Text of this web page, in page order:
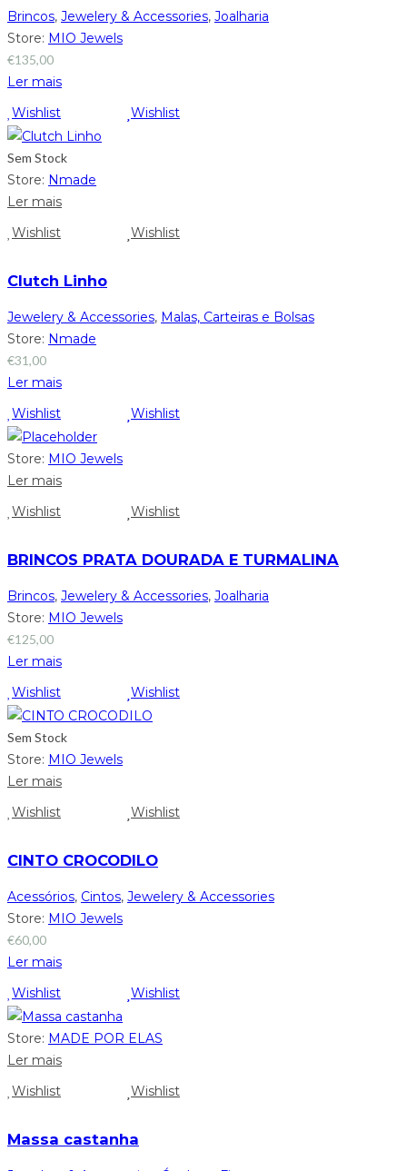
Brincos, Jewelery & Accessories, Joalharia
Store: MIO Jewels
€135,00
Ler mais
Wishlist
Wishlist
Sem Stock
Store: Nmade
Ler mais
Wishlist
Wishlist
Clutch Linho
Jewelery & Accessories, Malas, Carteiras e Bolsas
Store: Nmade
€31,00
Ler mais
Wishlist
Wishlist
Store: MIO Jewels
Ler mais
Wishlist
Wishlist
BRINCOS PRATA DOURADA E TURMALINA
Brincos, Jewelery & Accessories, Joalharia
Store: MIO Jewels
€125,00
Ler mais
Wishlist
Wishlist
Sem Stock
Store: MIO Jewels
Ler mais
Wishlist
Wishlist
CINTO CROCODILO
Acessórios, Cintos, Jewelery & Accessories
Store: MIO Jewels
€60,00
Ler mais
Wishlist
Wishlist
Store: MADE POR ELAS
Ler mais
Wishlist
Wishlist
Massa castanha